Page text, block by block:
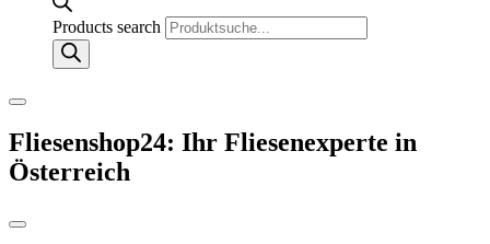
Products search
Fliesenshop24: Ihr Fliesenexperte in
Österreich